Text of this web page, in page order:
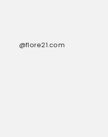
@flore21.com